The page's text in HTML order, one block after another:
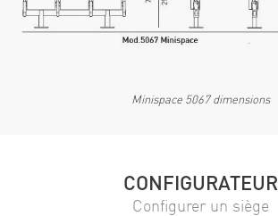
Minispace 5067 dimensions
CONFIGURATEUR
Configurer un siège